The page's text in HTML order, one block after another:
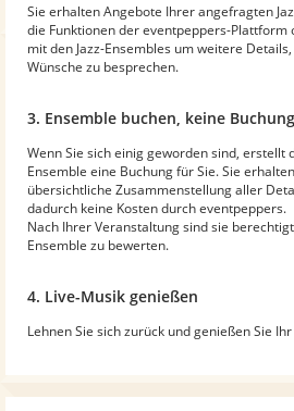
Sie erhalten Angebote Ihrer angefragten
die Funktionen der eventpeppers-
mit den Jazz-Ensembles um weitere
Wünsche zu besprechen.
3. Ensemble buchen, keine
Wenn Sie sich einig geworden sind, erstellt
Ensemble eine Buchung für Sie. Sie
übersichtliche Zusammenstellung aller
dadurch keine Kosten durch eventpeppers.
Nach Ihrer Veranstaltung sind sie
Ensemble zu bewerten.
4. Live-Musik genießen
Lehnen Sie sich zurück und genießen Sie